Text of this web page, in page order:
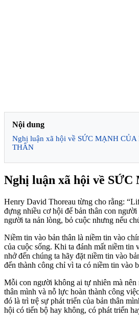
Nội dung
Nghị luận xã hội về SỨC MẠNH
THÂN
Nghị luận xã hội về
Henry David Thoreau từng cho rằng:
đựng nhiều cơ hội để bản thân con
người ta nản lòng, bỏ cuộc nhưng nếu
Niềm tin vào bản thân là niềm tin vào
của cuộc sống. Khi ta đánh mất niềm tin
nhở đến chúng ta hãy đặt niềm tin vào
đến thành công chỉ vì ta có niềm tin vào
Mỗi con người không ai tự nhiên mà
thân mình và nỗ lực hoàn thành công
đó là trì trệ sự phát triển của bản thân
hội có tiến bộ hay không, có phát triển